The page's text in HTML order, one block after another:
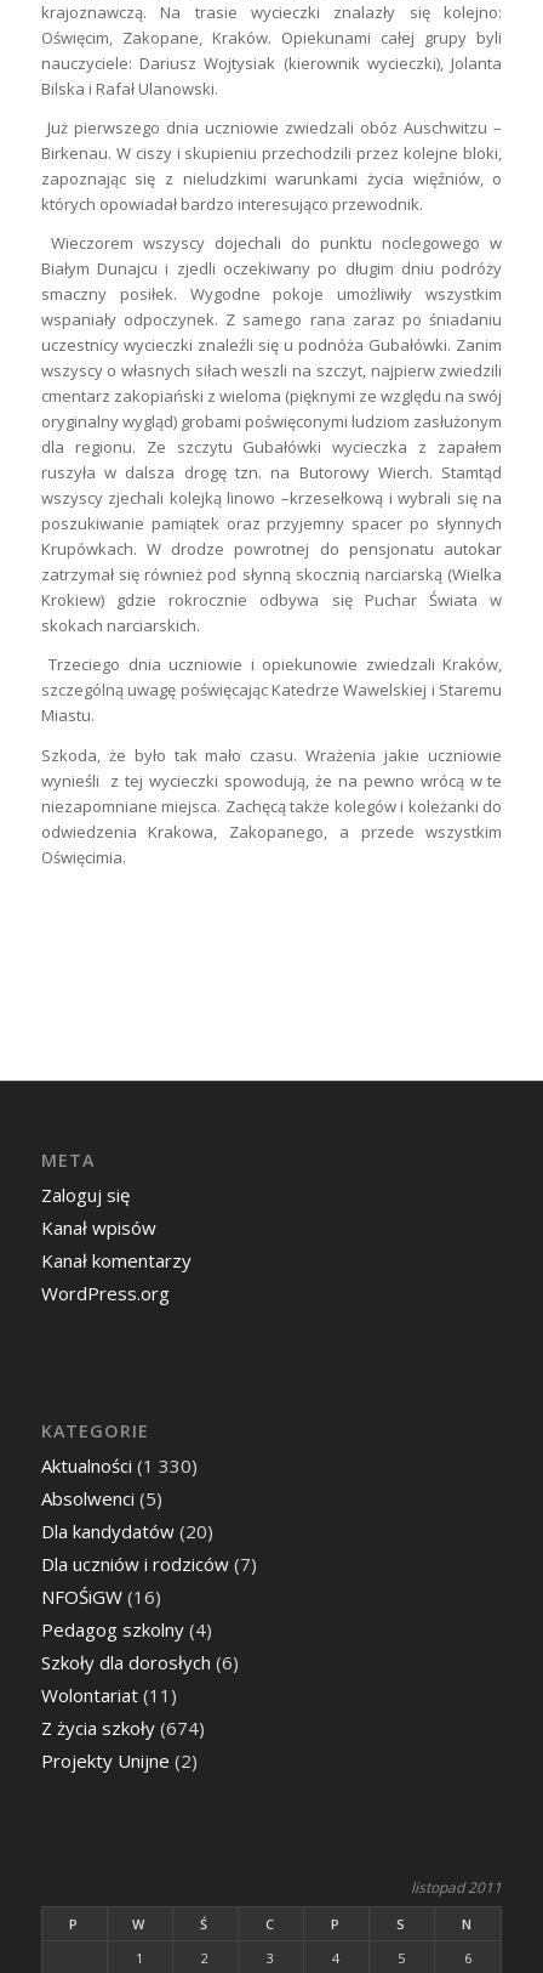
krajoznawczą. Na trasie wycieczki znalazły się kolejno:
Oświęcim, Zakopane, Kraków. Opiekunami całej grupy byli
nauczyciele: Dariusz Wojtysiak (kierownik wycieczki), Jolanta
Bilska i Rafał Ulanowski.
Już pierwszego dnia uczniowie zwiedzali obóz Auschwitzu –
Birkenau. W ciszy i skupieniu przechodzili przez kolejne bloki,
zapoznając się z nieludzkimi warunkami życia więźniów, o
których opowiadał bardzo interesująco przewodnik.
Wieczorem wszyscy dojechali do punktu noclegowego w
Białym Dunajcu i zjedli oczekiwany po długim dniu podróży
smaczny posiłek. Wygodne pokoje umożliwiły wszystkim
wspaniały odpoczynek. Z samego rana zaraz po śniadaniu
uczestnicy wycieczki znaleźli się u podnóża Gubałówki. Zanim
wszyscy o własnych siłach weszli na szczyt, najpierw zwiedzili
cmentarz zakopiański z wieloma (pięknymi ze względu na swój
oryginalny wygląd) grobami poświęconymi ludziom zasłużonym
dla regionu. Ze szczytu Gubałówki wycieczka z zapałem
ruszyła w dalsza drogę tzn. na Butorowy Wierch. Stamtąd
wszyscy zjechali kolejką linowo –krzesełkową i wybrali się na
poszukiwanie pamiątek oraz przyjemny spacer po słynnych
Krupówkach. W drodze powrotnej do pensjonatu autokar
zatrzymał się również pod słynną skocznią narciarską (Wielka
Krokiew) gdzie rokrocznie odbywa się Puchar Świata w
skokach narciarskich.
Trzeciego dnia uczniowie i opiekunowie zwiedzali Kraków,
szczególną uwagę poświęcając Katedrze Wawelskiej i Staremu
Miastu.
Szkoda, że było tak mało czasu. Wrażenia jakie uczniowie
wynieśli z tej wycieczki spowodują, że na pewno wrócą w te
niezapomniane miejsca. Zachęcą także kolegów i koleżanki do
odwiedzenia Krakowa, Zakopanego, a przede wszystkim
Oświęcimia.
META
Zaloguj się
Kanał wpisów
Kanał komentarzy
WordPress.org
KATEGORIE
Aktualności (1 330)
Absolwenci (5)
Dla kandydatów(20)
Dla uczniów i rodziców(7)
NFOŚiGW(16)
Pedagog szkolny(4)
Szkoły dla dorosłych (6)
Wolontariat(11)
Z życia szkoły(674)
Projekty Unijne (2)
listopad 2011
P W Ś C P S
N
1
2 3 4 5 6